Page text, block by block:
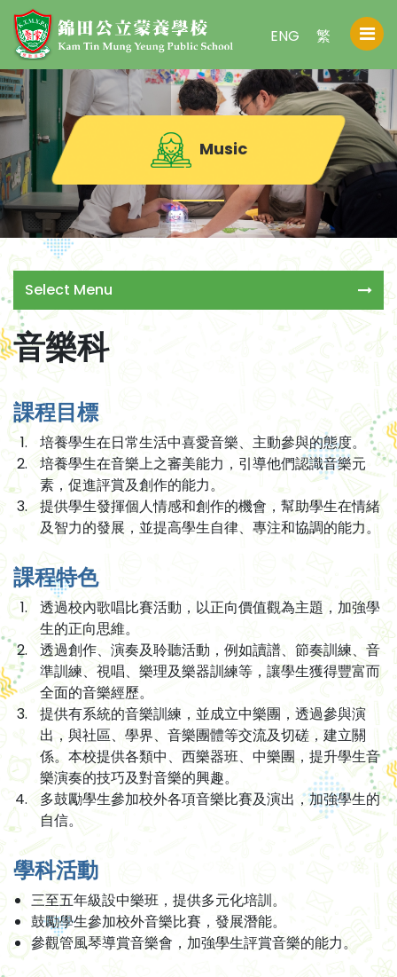
繁
ENG
Music
Select Menu
音樂科
課程目標
培養學生在日常生活中喜愛音樂、主動參與的態度。
培養學生在音樂上之審美能力，引導他們認識音樂元
素，促進評賞及創作的能力。
提供學生發揮個人情感和創作的機會，幫助學生在情緒
及智力的發展，並提高學生自律、專注和協調的能力。
課程特色
透過校內歌唱比賽活動，以正向價值觀為主題，加強學
生的正向思維。
透過創作、演奏及聆聽活動，例如讀譜、節奏訓練、音
準訓練、視唱、樂理及樂器訓練等，讓學生獲得豐富而
全面的音樂經歷。
提供有系統的音樂訓練，並成立中樂團，透過參與演
出，與社區、學界、音樂團體等交流及切磋，建立關
係。本校提供各類中、西樂器班、中樂團，提升學生音
樂演奏的技巧及對音樂的興趣。
多鼓勵學生參加校外各項音樂比賽及演出，加強學生的
自信。
學科活動
三至五年級設中樂班，提供多元化培訓。
鼓勵學生參加校外音樂比賽，發展潛能。
參觀管風琴導賞音樂會，加強學生評賞音樂的能力。